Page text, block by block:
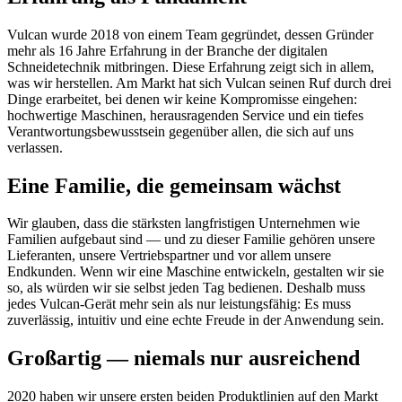
Vulcan wurde 2018 von einem Team gegründet, dessen Gründer
mehr als 16 Jahre Erfahrung in der Branche der digitalen
Schneidetechnik mitbringen. Diese Erfahrung zeigt sich in allem,
was wir herstellen. Am Markt hat sich Vulcan seinen Ruf durch drei
Dinge erarbeitet, bei denen wir keine Kompromisse eingehen:
hochwertige Maschinen, herausragenden Service und ein tiefes
Verantwortungsbewusstsein gegenüber allen, die sich auf uns
verlassen.
Eine Familie, die gemeinsam wächst
Wir glauben, dass die stärksten langfristigen Unternehmen wie
Familien aufgebaut sind — und zu dieser Familie gehören unsere
Lieferanten, unsere Vertriebspartner und vor allem unsere
Endkunden. Wenn wir eine Maschine entwickeln, gestalten wir sie
so, als würden wir sie selbst jeden Tag bedienen. Deshalb muss
jedes Vulcan-Gerät mehr sein als nur leistungsfähig: Es muss
zuverlässig, intuitiv und eine echte Freude in der Anwendung sein.
Großartig — niemals nur ausreichend
2020 haben wir unsere ersten beiden Produktlinien auf den Markt